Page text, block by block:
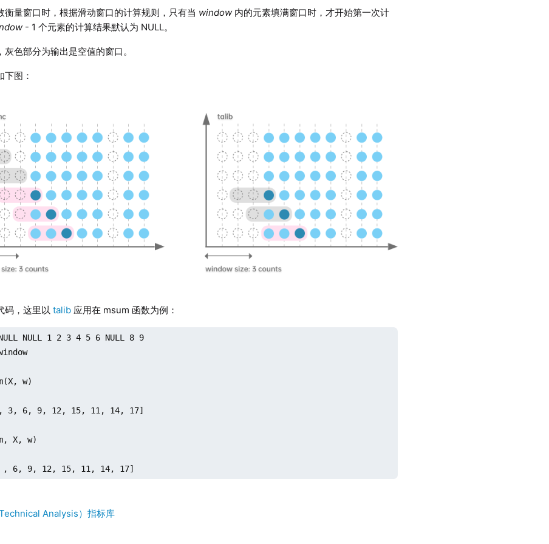
衡量窗口时，根据滑动窗口的计算规则，只有当 window 内的元素填满窗口时，才开始第一次计
- 1 个元素的计算结果默认为 NULL。
灰色部分为输出是空值的窗口。
下图：
码，这里以talib 应用在 msum 函数为例：
NULL 1 2 3 4 5 6 NULL 8 9
w)
6, 9, 12, 15, 11, 14, 17]
X, w)
9, 12, 15, 11, 14, 17]
Analysis）指标库